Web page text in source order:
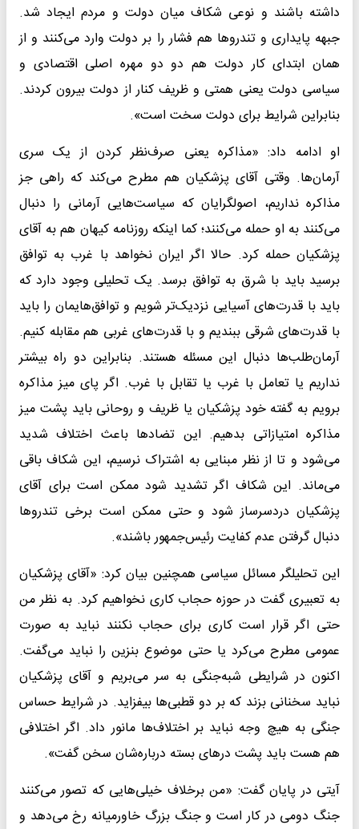
داشته باشند و نوعی شکاف میان دولت و مردم ایجاد شد.
جبهه پایداری و تندروها هم فشار را بر دولت وارد می‌کنند و از
همان ابتدای کار دولت هم دو دو مهره اصلی اقتصادی و
سیاسی دولت یعنی همتی و ظریف کنار از دولت بیرون کردند.
بنابراین شرایط برای دولت سخت است».
او ادامه داد: «مذاکره یعنی صرف‌نظر کردن از یک سری
آرمان‌ها. وقتی آقای پزشکیان هم مطرح می‌کند که راهی جز
مذاکره نداریم، اصولگرایان که سیاست‌هایی آرمانی را دنبال
می‌کنند به او حمله می‌کنند؛ کما اینکه روزنامه کیهان هم به آقای
پزشکیان حمله کرد. حالا اگر ایران نخواهد با غرب به توافق
برسید باید با شرق به توافق برسد. یک تحلیلی وجود دارد که
باید با قدرت‌های آسیایی نزدیک‌تر شویم و توافق‌هایمان را باید
با قدرت‌های شرقی ببندیم و با قدرت‌های غربی هم مقابله کنیم.
آرمان‌طلب‌ها دنبال این مسئله هستند. بنابراین دو راه بیشتر
نداریم یا تعامل با غرب یا تقابل با غرب. اگر پای میز مذاکره
برویم به گفته خود پزشکیان یا ظریف و روحانی باید پشت میز
مذاکره امتیازاتی بدهیم. این تضادها باعث اختلاف شدید
می‌شود و تا از نظر مبنایی به اشتراک نرسیم، این شکاف باقی
می‌ماند. این شکاف اگر تشدید شود ممکن است برای آقای
پزشکیان دردسرساز شود و حتی ممکن است برخی تندروها
دنبال گرفتن عدم کفایت رئیس‌جمهور باشند».
این تحلیلگر مسائل سیاسی همچنین بیان کرد: «آقای پزشکیان
به تعبیری گفت در حوزه حجاب کاری نخواهیم کرد. به نظر من
حتی اگر قرار است کاری برای حجاب نکنند نباید به صورت
عمومی مطرح می‌کرد یا حتی موضوع بنزین را نباید می‌گفت.
اکنون در شرایطی شبه‌جنگی به سر می‌بریم و آقای پزشکیان
نباید سخنانی بزند که بر دو قطبی‌‌ها بیفزاید. در شرایط حساس
جنگی به هیچ وجه نباید بر اختلاف‌ها مانور داد. اگر اختلافی
هم هست باید پشت درهای بسته درباره‌شان سخن گفت».
آیتی در پایان گفت: «من برخلاف خیلی‌هایی که تصور می‌کنند
جنگ دومی در کار است و جنگ بزرگ خاورمیانه رخ می‌دهد و